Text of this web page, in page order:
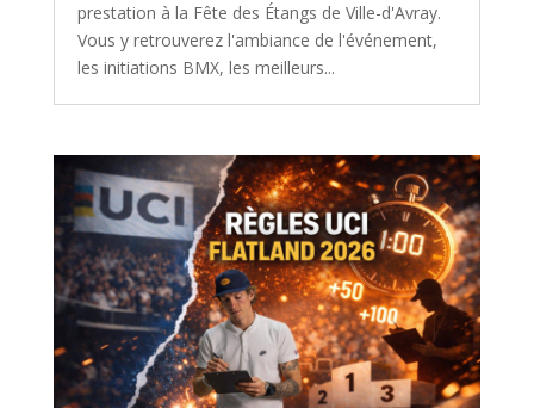
prestation à la Fête des Étangs de Ville-d'Avray.
Vous y retrouverez l'ambiance de l'événement,
les initiations BMX, les meilleurs...